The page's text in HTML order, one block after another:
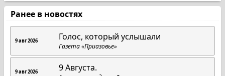
Ранее в новостях
9 авг 2026 Голос, который услышали
Газета «Приазовье»
9 авг 2026 9 Августа.